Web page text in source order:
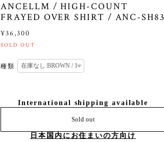
ANCELLM / HIGH-COUNT
FRAYED OVER SHIRT / ANC-SH83
¥36,300
SOLD OUT
種類
International shipping available
Sold out
日本国内にお住まいの方向け